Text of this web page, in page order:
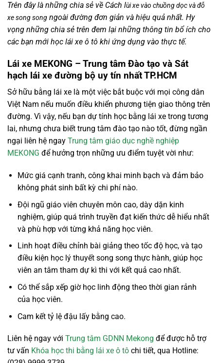
Trên đây là những chia sẻ về Cách lùi xe vào chuồng dọc và đỗ
xe song song ngoài đường đơn giản và hiệu quả nhất. Hy
vọng những chia sẻ trên đem lại những thông tin bổ ích cho
các bạn mới học lái xe ô tô khi ứng dụng vào thực tế.
Lái xe MEKONG – Trung tâm Đào tạo và Sát
hạch lái xe đường bộ uy tín nhất TP.HCM
Sở hữu bằng lái xe là một việc bắt buộc với mọi công dân
Việt Nam nếu muốn điều khiển phương tiện giao thông trên
đường. Vì vậy, nếu bạn dự tính học bằng lái xe trong tương
lai, nhưng chưa biết trung tâm đào tạo nào tốt, đừng ngần
ngại liên hệ ngay Trung tâm giáo dục nghề nghiệp
MEKONG để hưởng trọn những ưu điểm tuyệt vời như:
Mức giá cạnh tranh, công khai minh bạch và đảm bảo
không phát sinh bất kỳ chi phí nào.
Đội ngũ giáo viên chuyên môn cao, dày dặn kinh
nghiệm, giúp quá trình truyền đạt kiến thức dễ hiểu nhất
và phù hợp với từng khả năng học viên.
Linh hoạt điều chỉnh bài giảng theo tốc độ học, và tạo
điều kiện học lý thuyết song song thực hành, giúp học
viên an tâm tham dự kì thi với kết quả cao nhất.
Có thể sắp xếp giờ học linh động theo thời gian rảnh
của học viên.
Cam kết tỷ lệ đậu lấy bằng cao.
Liên hệ ngay với Trung tâm GDNN Mekong để được hỗ trợ
tư vấn Khóa học thi bằng lái xe ô tô chi tiết, qua Hotline: